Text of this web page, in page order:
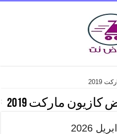
2019
ماركت 2019